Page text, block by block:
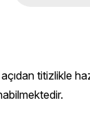
titizlikle